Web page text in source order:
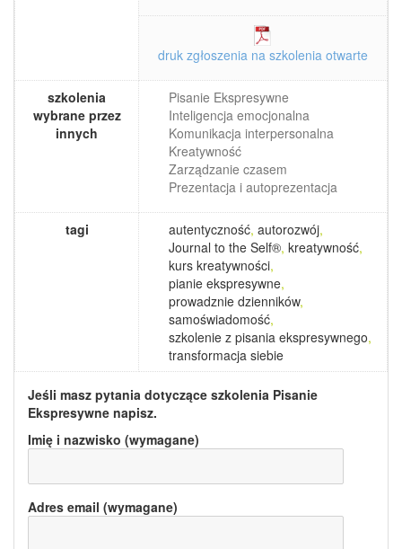
druk zgłoszenia na szkolenia otwarte
szkolenia
wybrane przez
innych
Pisanie Ekspresywne
Inteligencja emocjonalna
Komunikacja interpersonalna
Kreatywność
Zarządzanie czasem
Prezentacja i autoprezentacja
tagi autentyczność, autorozwój,
Journal to the Self®, kreatywność,
kurs kreatywności,
pianie ekspresywne,
prowadznie dzienników,
samoświadomość,
szkolenie z pisania ekspresywnego,
transformacja siebie
Jeśli masz pytania dotyczące szkolenia Pisanie
Ekspresywne napisz.
Imię i nazwisko (wymagane)
Adres email (wymagane)